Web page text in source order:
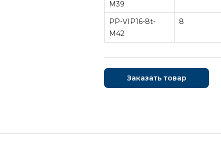
M39
PP-VIP16-8t-
M42
8
Заказать товар